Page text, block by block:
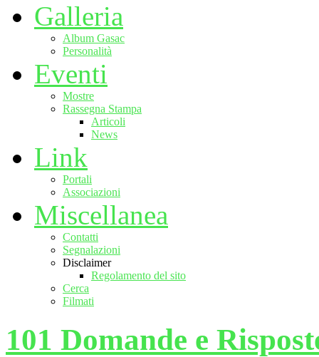
Galleria
Album Gasac
Personalità
Eventi
Mostre
Rassegna Stampa
Articoli
News
Link
Portali
Associazioni
Miscellanea
Contatti
Segnalazioni
Disclaimer
Regolamento del sito
Cerca
Filmati
101 Domande e